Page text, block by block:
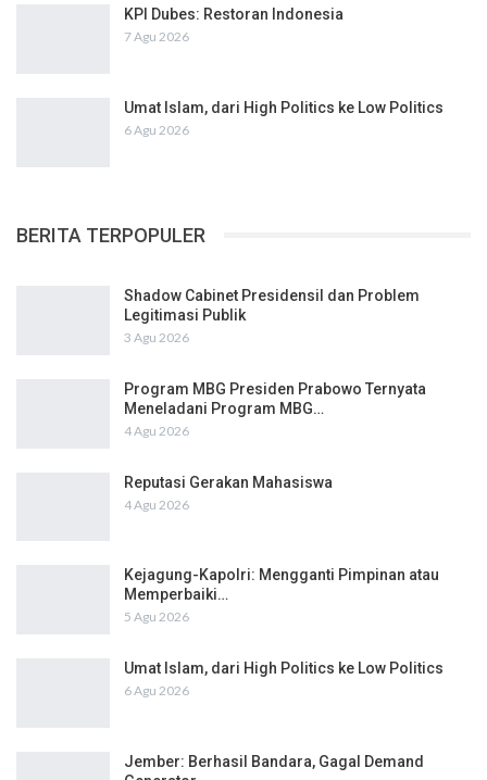
KPI Dubes: Restoran Indonesia
7 Agu 2026
Umat Islam, dari High Politics ke Low Politics
6 Agu 2026
BERITA TERPOPULER
Shadow Cabinet Presidensil dan Problem
Legitimasi Publik
3 Agu 2026
Program MBG Presiden Prabowo Ternyata
Meneladani Program MBG…
4 Agu 2026
Reputasi Gerakan Mahasiswa
4 Agu 2026
Kejagung-Kapolri: Mengganti Pimpinan atau
Memperbaiki…
5 Agu 2026
Umat Islam, dari High Politics ke Low Politics
6 Agu 2026
Jember: Berhasil Bandara, Gagal Demand